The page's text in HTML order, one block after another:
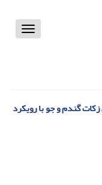
Toggle
گندم و جو با رویکرد